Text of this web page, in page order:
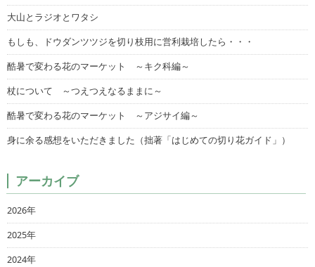
大山とラジオとワタシ
もしも、ドウダンツツジを切り枝用に営利栽培したら・・・
酷暑で変わる花のマーケット ～キク科編～
杖について ～つえつえなるままに～
酷暑で変わる花のマーケット ～アジサイ編～
身に余る感想をいただきました（拙著「はじめての切り花ガイド」）
アーカイブ
2026年
2025年
2024年